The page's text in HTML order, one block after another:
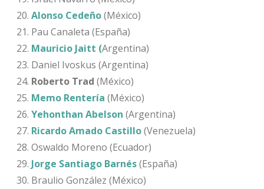
Alonso Cedeño(México)
Pau Canaleta (España)
Mauricio Jaitt (Argentina)
Daniel Ivoskus (Argentina)
Roberto Trad (México)
Memo Rentería (México)
Yehonthan Abelson (Argentina)
Ricardo Amado Castillo(Venezuela)
Oswaldo Moreno (Ecuador)
Jorge Santiago Barnés(España)
Braulio González (México)